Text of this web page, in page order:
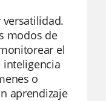
modos de
el
inteligencia
o
aprendizaje